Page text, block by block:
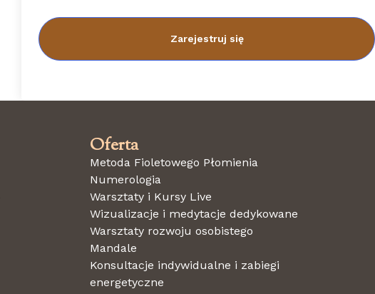
Zarejestruj się
Oferta
Metoda Fioletowego Płomienia
Numerologia
Warsztaty i Kursy Live
Wizualizacje i medytacje dedykowane
Warsztaty rozwoju osobistego
Mandale
Konsultacje indywidualne i zabiegi
energetyczne